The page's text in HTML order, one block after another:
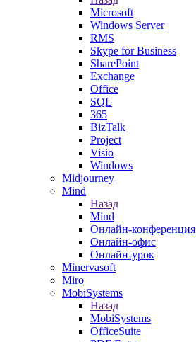
Microsoft
Windows Server
RMS
Skype for Business
SharePoint
Exchange
Office
SQL
365
BizTalk
Project
Visio
Windows
Midjourney
Mind
Назад
Mind
Онлайн-конференция
Онлайн-офис
Онлайн-урок
Minervasoft
Miro
MobiSystems
Назад
MobiSystems
OfficeSuite